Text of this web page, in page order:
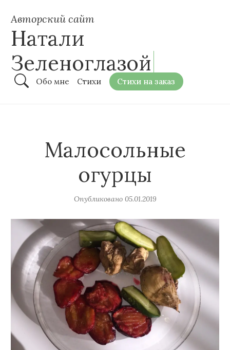
Авторский сайт
Натали
Зеленоглазой
Обо мне Стихи Стихи на заказ
Малосольные
огурцы
Опубликовано 05.01.2019